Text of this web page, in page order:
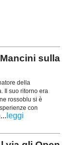
sulla
della
Il suo ritorno era
rossoblu si è
con
... leggi